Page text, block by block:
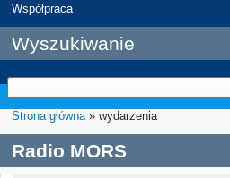
Współpraca
Wyszukiwanie
Strona główna» wydarzenia
Radio MORS